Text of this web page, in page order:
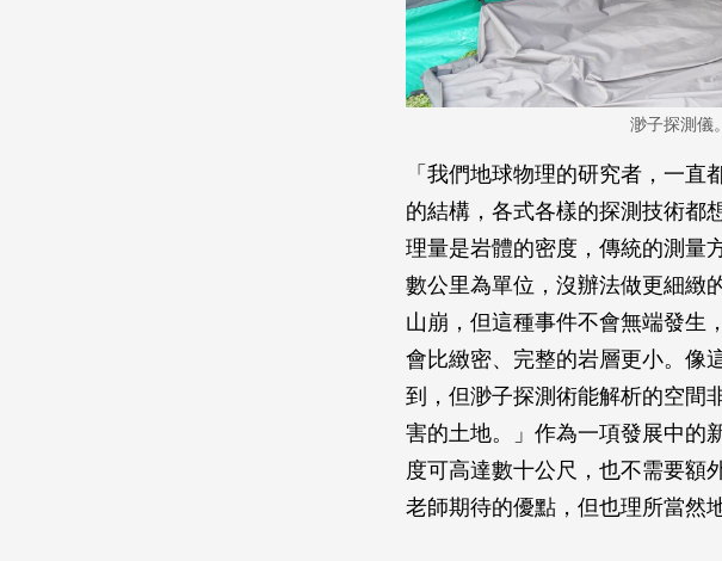
渺子探測儀
「我們地球物理的研究者，一
的結構，各式各樣的探測技術都
理量是岩體的密度，傳統的測量
數公里為單位，沒辦法做更細緻
山崩，但這種事件不會無端發生
會比緻密、完整的岩層更小。像
到，但渺子探測術能解析的空間
害的土地。」作為一項發展中的
度可高達數十公尺，也不需要額
老師期待的優點，但也理所當然